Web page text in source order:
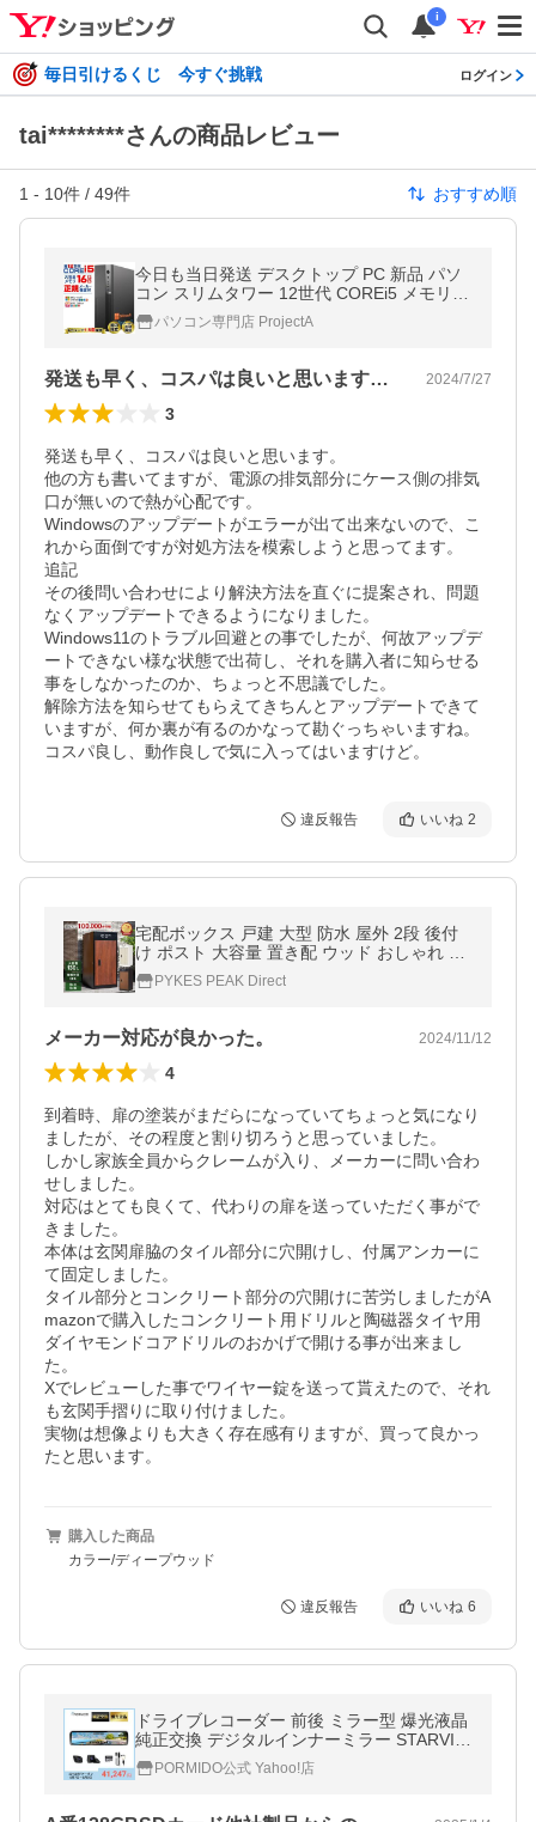
i
毎日引けるくじ 今すぐ挑戦 ログイン
tai********さんの商品レビュー
1 - 10件 / 49件 おすすめ順
今日も当日発送 デスクトップ PC 新品 パソ
コン スリムタワー 12世代 COREi5 メモリ 1
6GB SSD 500GB Windows11 省スペース型
本体のみ おしゃれ 安い
パソコン専門店 ProjectA
発送も早く、コスパは良いと思います。他… 2024/7/27
3
発送も早く、コスパは良いと思います。
他の方も書いてますが、電源の排気部分にケース側の排気
口が無いので熱が心配です。
Windowsのアップデートがエラーが出て出来ないので、こ
れから面倒ですが対処方法を模索しようと思ってます。
追記
その後問い合わせにより解決方法を直ぐに提案され、問題
なくアップデートできるようになりました。
Windows11のトラブル回避との事でしたが、何故アップデ
ートできない様な状態で出荷し、それを購入者に知らせる
事をしなかったのか、ちょっと不思議でした。
解除方法を知らせてもらえてきちんとアップデートできて
いますが、何か裏が有るのかなって勘ぐっちゃいますね。
コスパ良し、動作良しで気に入ってはいますけど。
違反報告 いいね 2
宅配ボックス 戸建 大型 防水 屋外 2段 後付
け ポスト 大容量 置き配 ウッド おしゃれ パ
イクスピーク
PYKES PEAK Direct
メーカー対応が良かった。 2024/11/12
4
到着時、扉の塗装がまだらになっていてちょっと気になり
ましたが、その程度と割り切ろうと思っていました。
しかし家族全員からクレームが入り、メーカーに問い合わ
せしました。
対応はとても良くて、代わりの扉を送っていただく事がで
きました。
本体は玄関扉脇のタイル部分に穴開けし、付属アンカーに
て固定しました。
タイル部分とコンクリート部分の穴開けに苦労しましたがA
mazonで購入したコンクリート用ドリルと陶磁器タイヤ用
ダイヤモンドコアドリルのおかげで開ける事が出来まし
た。
Xでレビューした事でワイヤー錠を送って貰えたので、それ
も玄関手摺りに取り付けました。
実物は想像よりも大きく存在感有りますが、買って良かっ
たと思います。
購入した商品
カラー/ディープウッド
違反報告 いいね 6
ドライブレコーダー 前後 ミラー型 爆光液晶
純正交換 デジタルインナーミラー STARVIS
ズーム機能 分離型 駐車監視 1年保証 PRD81
C PORMIDO公式 Yahoo!店